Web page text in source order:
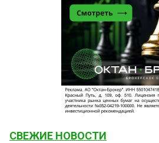
СВЕЖИЕ НОВОСТИ